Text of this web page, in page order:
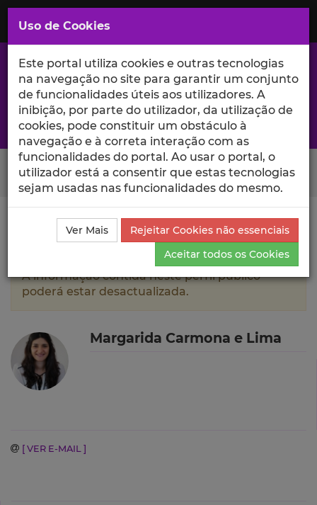
Saltar
para
Conteúdo
Principal
A excelência da investigação e ciência no Iscte
Search Button
Ciência_Iscte Autores
Margarida Carmona e Lima
Outras Atividades
A informação contida neste perfil público
poderá estar desactualizada.
Margarida Carmona e Lima
[ VER E-MAIL ]
Uso de Cookies
Este portal utiliza cookies e outras tecnologias
na navegação no site para garantir um conjunto
de funcionalidades úteis aos utilizadores. A
inibição, por parte do utilizador, da utilização de
cookies, pode constituir um obstáculo à
navegação e à correta interação com as
funcionalidades do portal. Ao usar o portal, o
utilizador está a consentir que estas tecnologias
sejam usadas nas funcionalidades do mesmo.
Ver Mais
Rejeitar Cookies não essenciais
Aceitar todos os Cookies